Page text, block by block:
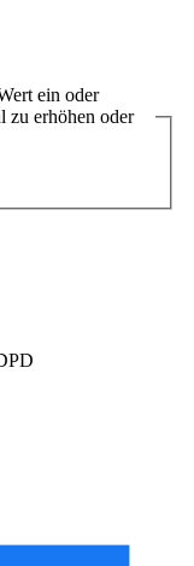
ein oder
zu erhöhen oder